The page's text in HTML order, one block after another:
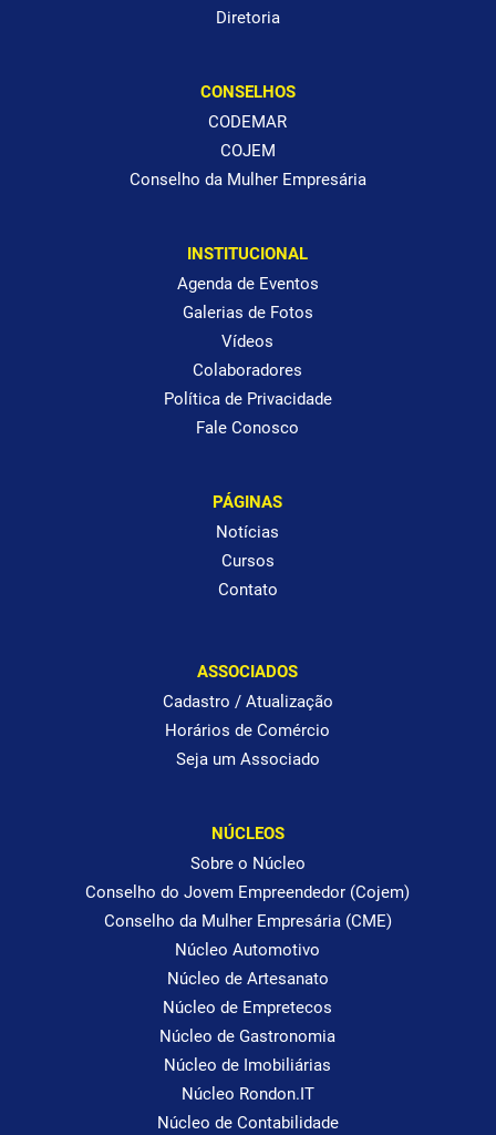
Diretoria
CONSELHOS
CODEMAR
COJEM
Conselho da Mulher Empresária
INSTITUCIONAL
Agenda de Eventos
Galerias de Fotos
Vídeos
Colaboradores
Política de Privacidade
Fale Conosco
PÁGINAS
Notícias
Cursos
Contato
ASSOCIADOS
Cadastro / Atualização
Horários de Comércio
Seja um Associado
NÚCLEOS
Sobre o Núcleo
Conselho do Jovem Empreendedor (Cojem)
Conselho da Mulher Empresária (CME)
Núcleo Automotivo
Núcleo de Artesanato
Núcleo de Empretecos
Núcleo de Gastronomia
Núcleo de Imobiliárias
Núcleo Rondon.IT
Núcleo de Contabilidade